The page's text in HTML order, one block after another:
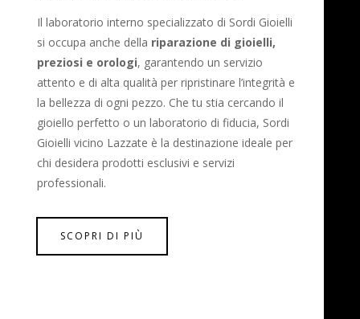
Il laboratorio interno specializzato di Sordi Gioielli
si occupa anche della riparazione di gioielli,
preziosi e orologi, garantendo un servizio
attento e di alta qualità per ripristinare l’integrità e
la bellezza di ogni pezzo. Che tu stia cercando il
gioiello perfetto o un laboratorio di fiducia, Sordi
Gioielli vicino Lazzate è la destinazione ideale per
chi desidera prodotti esclusivi e servizi
professionali.
SCOPRI DI PIÙ